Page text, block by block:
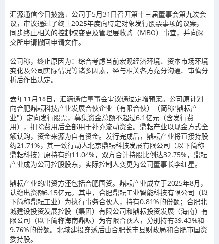
汇源通信今日披露，公司于5月31日召开第十三届董事会第九次会
议，审议通过了终止2025年度向特定对象发行股票事项的议案，
同步终止相关的控制权变更及管理层收购（MBO）事宜，并向深
交所申请撤回申请文件。
公司称，终止原因为：综合考虑当前宏观经济环境、资本市场环境
变化及公司实际情况等诸多因素，经与相关各方充分沟通、审慎分
析后作出决定。
去年11月18日，汇源通信董事会审议通过定增预案。公司原计划
向合肥鼎耘科技产业发展合伙企业（有限合伙）（简称"鼎耘产
业"）定向发行股票，募集资金总额不超过6.1亿元（含发行费
用），扣除费用后全部用于补充流动资金。鼎耘产业以现金方式全
额认购，资金来源为自有资金。发行完成后，鼎耘产业将直接持股
约21.71%，其一致行动人北京鼎耘科技发展有限公司（以下简称
鼎耘科技）原持有约11.04%，双方合计持股比例达32.75%，鼎耘
产业成为公司控股股东，实际控制人变更为公司董事长李红星。
鼎耘产业的出资方还包括合肥国资。鼎耘产业成立于2025年8月，
认缴出资额6.15亿元。其中，合肥鼎耘工业智能科技有限公司（以
下简称鼎耘工业）为执行事务合伙人，持有0.81%的份额；合肥北
城建设投资发展控股（集团）有限公司和鼎耘投资发展（海南）有
限公司（以下简称海南鼎耘）为有限合伙人，分别持有89.43%和
9.76%的份额。北城建投穿透后由合肥长丰县财政局和合肥市国资
委持股。